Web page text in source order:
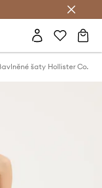
šaty Hollister Co.